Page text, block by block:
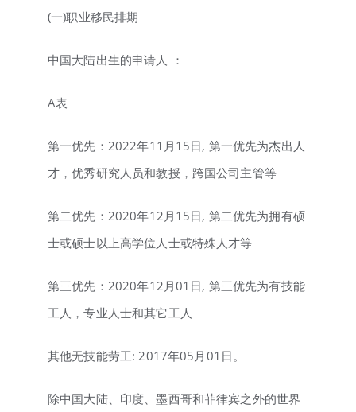
(一)职业移民排期
中国大陆出生的申请人 ：
A表
第一优先：2022年11月15日, 第一优先为杰出人
才，优秀研究人员和教授，跨国公司主管等
第二优先：2020年12月15日, 第二优先为拥有硕
士或硕士以上高学位人士或特殊人才等
第三优先：2020年12月01日, 第三优先为有技能
工人，专业人士和其它工人
其他无技能劳工: 2017年05月01日。
除中国大陆、印度、墨西哥和菲律宾之外的世界